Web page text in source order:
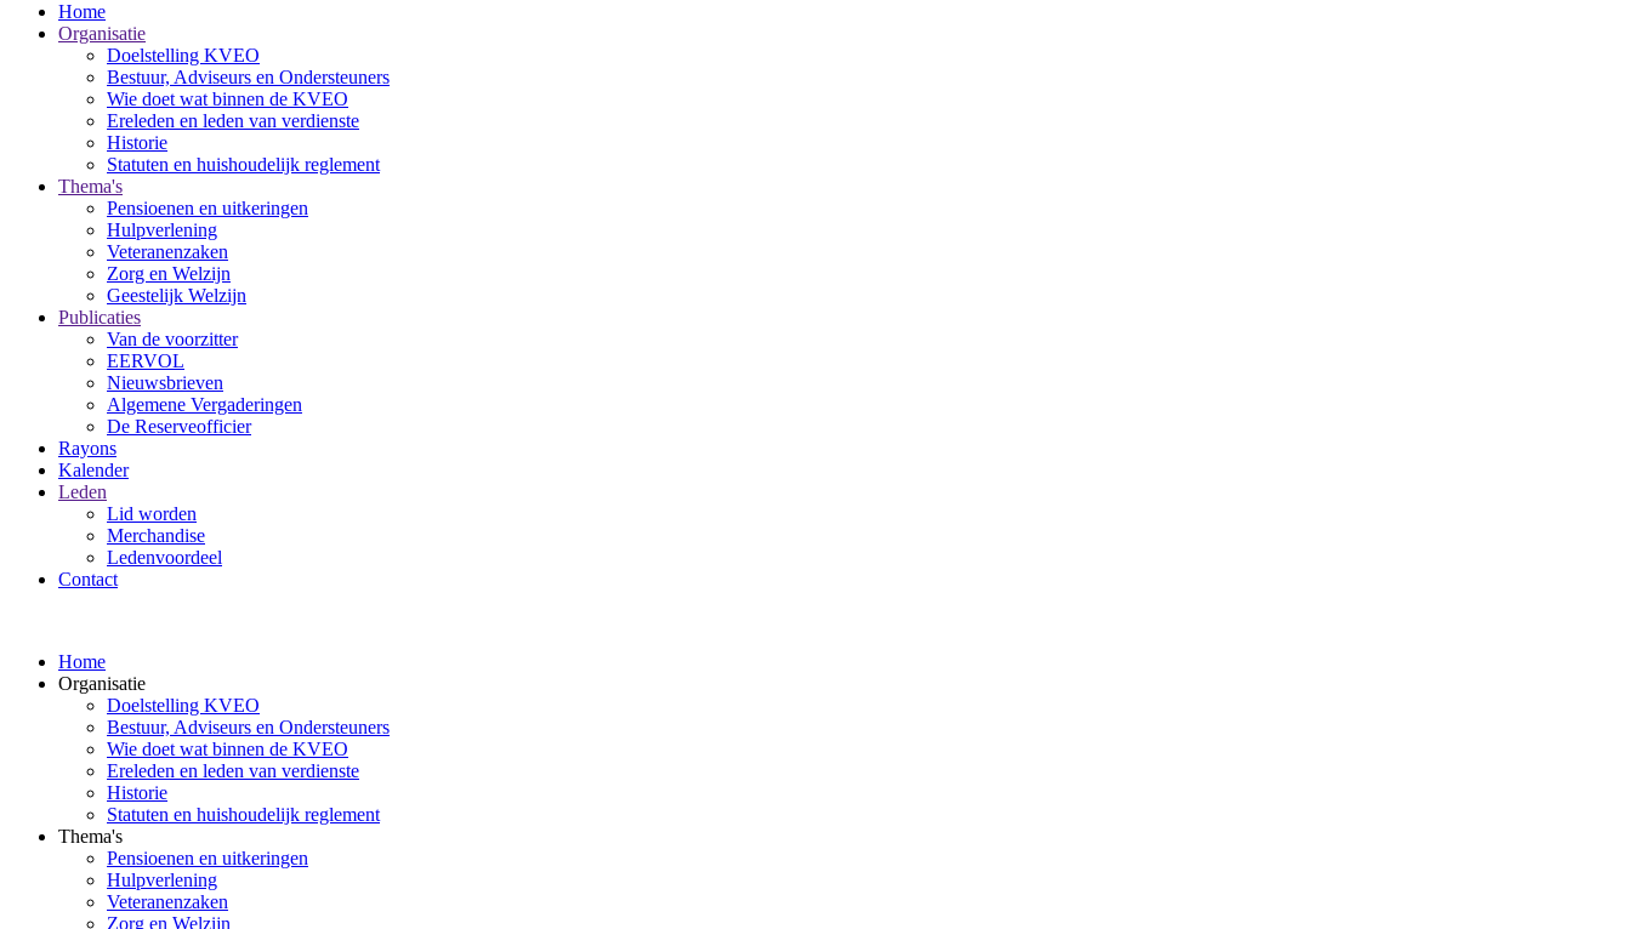
Home
Organisatie
Doelstelling KVEO
Bestuur, Adviseurs en Ondersteuners
Wie doet wat binnen de KVEO
Ereleden en leden van verdienste
Historie
Statuten en huishoudelijk reglement
Thema's
Pensioenen en uitkeringen
Hulpverlening
Veteranenzaken
Zorg en Welzijn
Geestelijk Welzijn
Publicaties
Van de voorzitter
EERVOL
Nieuwsbrieven
Algemene Vergaderingen
De Reserveofficier
Rayons
Kalender
Leden
Lid worden
Merchandise
Ledenvoordeel
Contact
Home
Organisatie
Doelstelling KVEO
Bestuur, Adviseurs en Ondersteuners
Wie doet wat binnen de KVEO
Ereleden en leden van verdienste
Historie
Statuten en huishoudelijk reglement
Thema's
Pensioenen en uitkeringen
Hulpverlening
Veteranenzaken
Zorg en Welzijn